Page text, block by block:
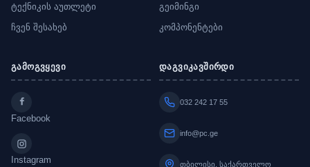
ტექნიკის აუთლეტი
ჩვენ შესახებ
გეიმინგი
კომპონენტები
გამოგვყევი
Facebook
Instagram
დაგვიკავშირდი
032 242 17 55
info@pc.ge
თბილისი, საქართველო